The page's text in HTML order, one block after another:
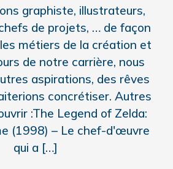
graphiste, illustrateurs,
de projets, … de façon
métiers de la création et
de notre carrière, nous
aspirations, des rêves
concrétiser. Autres
:The Legend of Zelda:
(1998) – Le chef-d'œuvre
qui a […]